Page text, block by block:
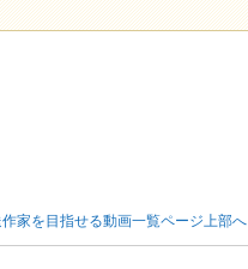
家を目指せる動画一覧ページ上部へ